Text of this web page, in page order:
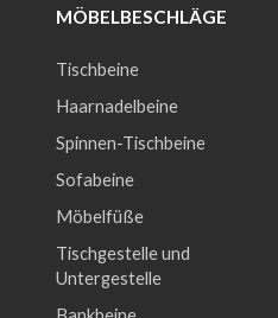
ÖBELBESCHLÄGE
Tischbeine
Haarnadelbeine
Spinnen-Tischbeine
Sofabeine
Möbelfüße
Tischgestelle und
Untergestelle